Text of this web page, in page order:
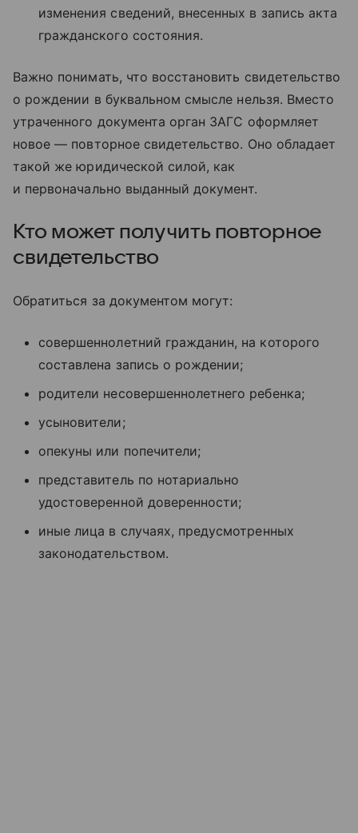
изменения сведений, внесенных в запись акта
гражданского состояния.
Важно понимать, что восстановить свидетельство
о рождении в буквальном смысле нельзя. Вместо
утраченного документа орган ЗАГС оформляет
новое — повторное свидетельство. Оно обладает
такой же юридической силой, как
и первоначально выданный документ.
Кто может получить повторное
свидетельство
Обратиться за документом могут:
совершеннолетний гражданин, на которого
составлена запись о рождении;
родители несовершеннолетнего ребенка;
усыновители;
опекуны или попечители;
представитель по нотариально
удостоверенной доверенности;
иные лица в случаях, предусмотренных
законодательством.